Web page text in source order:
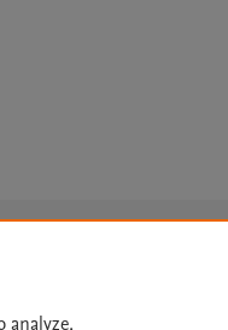
analyze,